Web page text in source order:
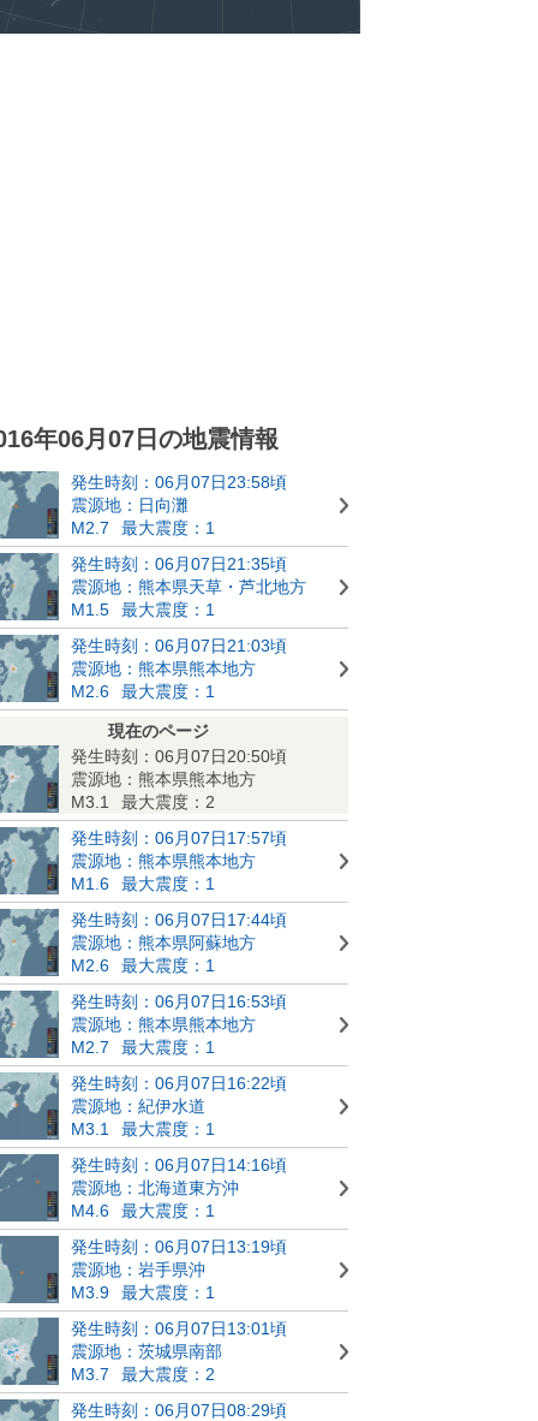
年06月07日の地震情報
発生時刻：06月07日23:58頃
震源地：日向灘
M2.7
最大震度：1
発生時刻：06月07日21:35頃
震源地：熊本県天草・芦北地方
M1.5
最大震度：1
発生時刻：06月07日21:03頃
震源地：熊本県熊本地方
M2.6
最大震度：1
現在のページ
発生時刻：06月07日20:50頃
震源地：熊本県熊本地方
M3.1
最大震度：2
発生時刻：06月07日17:57頃
震源地：熊本県熊本地方
M1.6
最大震度：1
発生時刻：06月07日17:44頃
震源地：熊本県阿蘇地方
M2.6
最大震度：1
発生時刻：06月07日16:53頃
震源地：熊本県熊本地方
M2.7
最大震度：1
発生時刻：06月07日16:22頃
震源地：紀伊水道
M3.1
最大震度：1
発生時刻：06月07日14:16頃
震源地：北海道東方沖
M4.6
最大震度：1
発生時刻：06月07日13:19頃
震源地：岩手県沖
M3.9
最大震度：1
発生時刻：06月07日13:01頃
震源地：茨城県南部
M3.7
最大震度：2
発生時刻：06月07日08:29頃